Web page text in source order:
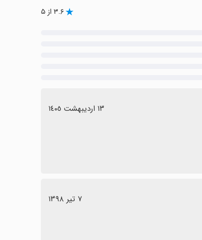
۳.۶ از ۵
١٣ اردیبهشت ١٤٠٥
٧ تیر ١٣٩٨